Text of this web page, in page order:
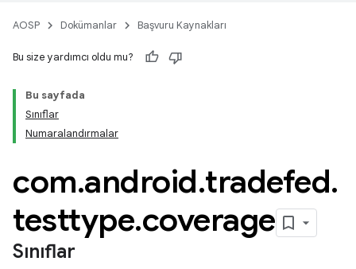
AOSP Dokümanlar Başvuru Kaynakları
Bu size yardımcı oldu mu?
Bu sayfada
Sınıflar
Numaralandırmalar
com.android.tradefed.
testtype.coverage
Sınıflar